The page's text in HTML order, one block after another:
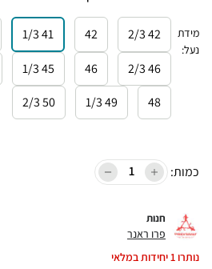
מידת
נעל:
42 2/3
42
41 1/3
46 2/3
46
45 1/3
48
49 1/3
50 2/3
כמות:
חנות
פרו ראנר
נותרו1יחידות במלאי